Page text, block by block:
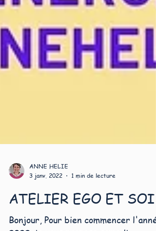
3 janv. 2022
1 min de lecture
ATELIER EGO ET SOI